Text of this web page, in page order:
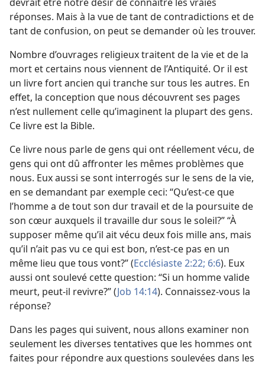
réponses. Mais à la vue de tant de contradictions et de
tant de confusion, on peut se demander où les trouver.
Nombre d’ouvrages religieux traitent de la vie et de la
mort et certains nous viennent de l’Antiquité. Or il est
un livre fort ancien qui tranche sur tous les autres. En
effet, la conception que nous découvrent ses pages
n’est nullement celle qu’imaginent la plupart des gens.
Ce livre est la Bible.
Ce livre nous parle de gens qui ont réellement vécu, de
gens qui ont dû affronter les mêmes problèmes que
nous. Eux aussi se sont interrogés sur le sens de la vie,
en se demandant par exemple ceci: “Qu’est-​ce que
l’homme a de tout son dur travail et de la poursuite de
son cœur auxquels il travaille dur sous le soleil?” “À
supposer même qu’il ait vécu deux fois mille ans, mais
qu’il n’ait pas vu ce qui est bon, n’est-​ce pas en un
même lieu que tous vont?” (Ecclésiaste 2:22; 6:6). Eux
aussi ont soulevé cette question: “Si un homme valide
meurt, peut-​il revivre?” (Job 14:14). Connaissez-​vous la
réponse?
Dans les pages qui suivent, nous allons examiner non
seulement les diverses tentatives que les hommes ont
faites pour répondre aux questions soulevées dans les